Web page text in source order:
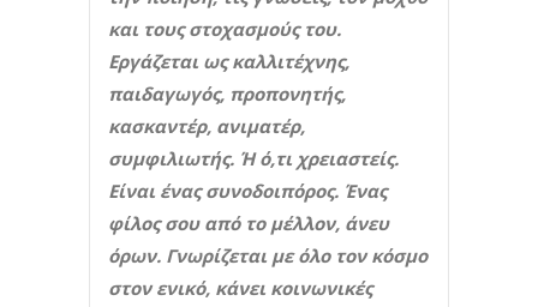
και τους στοχασμούς του.
Εργάζεται ως καλλιτέχνης,
παιδαγωγός, προπονητής,
κασκαντέρ, ανιματέρ,
συμφιλιωτής. Ή ό,τι χρειαστείς.
Είναι ένας συνοδοιπόρος. Ένας
φίλος σου από το μέλλον, άνευ
όρων. Γνωρίζεται με όλο τον κόσμο
στον ενικό, κάνει κοινωνικές